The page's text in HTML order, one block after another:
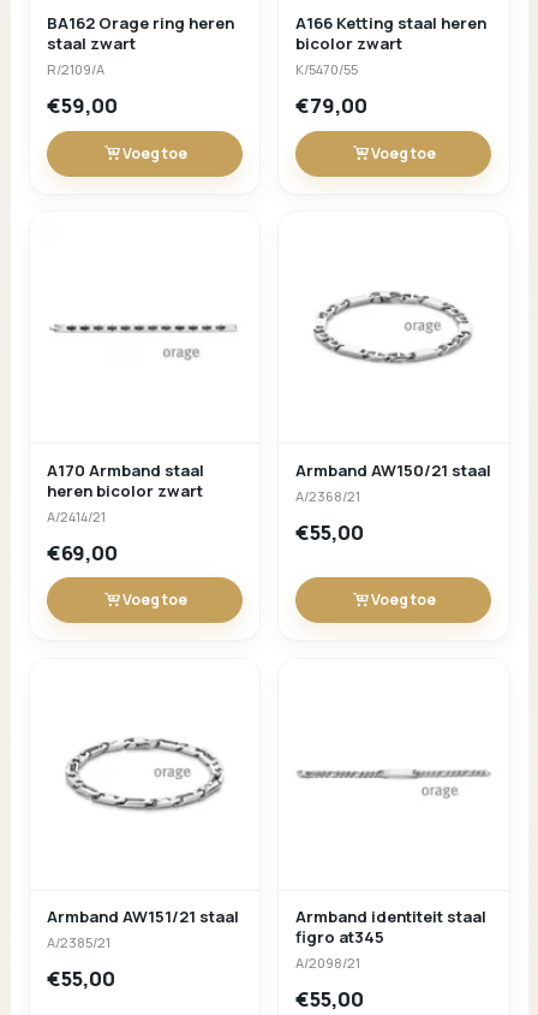
BA162 Orage ring heren
staal zwart
R/2109/A
€59,00
Voeg toe
A166 Ketting staal heren
bicolor zwart
K/5470/55
€79,00
Voeg toe
A170 Armband staal
heren bicolor zwart
A/2414/21
€69,00
Voeg toe
Armband AW150/21 staal
A/2368/21
€55,00
Voeg toe
Armband AW151/21 staal
A/2385/21
€55,00
Armband identiteit staal
figro at345
A/2098/21
€55,00